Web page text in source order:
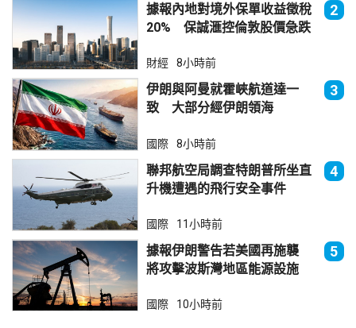
據報內地對境外保單收益徵稅
20% 保誠滙控倫敦股價急跌
2
財經 8小時前
伊朗與阿曼就霍峽航道達一
致 大部分經伊朗領海
3
國際 8小時前
聯邦航空局調查特朗普所坐直
升機遭遇的飛行安全事件
4
國際 11小時前
據報伊朗警告若美國再施襲
將攻擊波斯灣地區能源設施
5
國際 10小時前